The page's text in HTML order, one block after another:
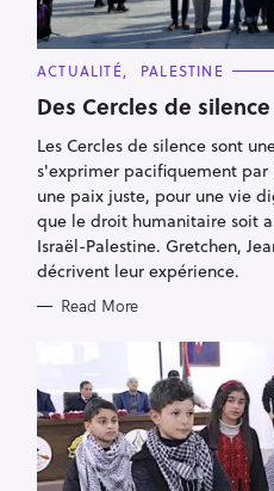
C
T
E
O
R
I
E
S
ACTUALITÉ PALESTINE
Des Cercles de silence
Les Cercles de silence sont
s'exprimer pacifiquement
une paix juste, pour une vie
que le droit humanitaire soit
Israël-Palestine. Gretchen,
décrivent leur expérience.
Read More